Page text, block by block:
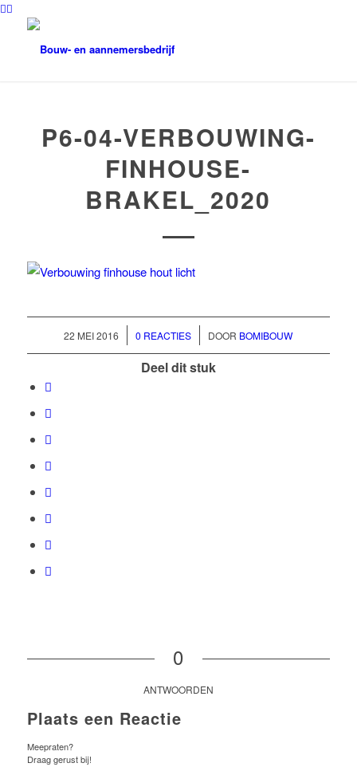
P6-04-VERBOUWING-
FINHOUSE-
BRAKEL_2020
22 MEI 2016
/ 0 REACTIES
/ DOOR BOMIBOUW
Deel dit stuk
0
ANTWOORDEN
Plaats een Reactie
Meepraten?
Draag gerust bij!